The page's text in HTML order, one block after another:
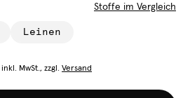
Stoffe im Vergleich
Leinen
inkl. MwSt., zzgl. Versand